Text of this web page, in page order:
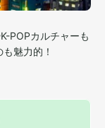
POPカルチャーも
魅力的！